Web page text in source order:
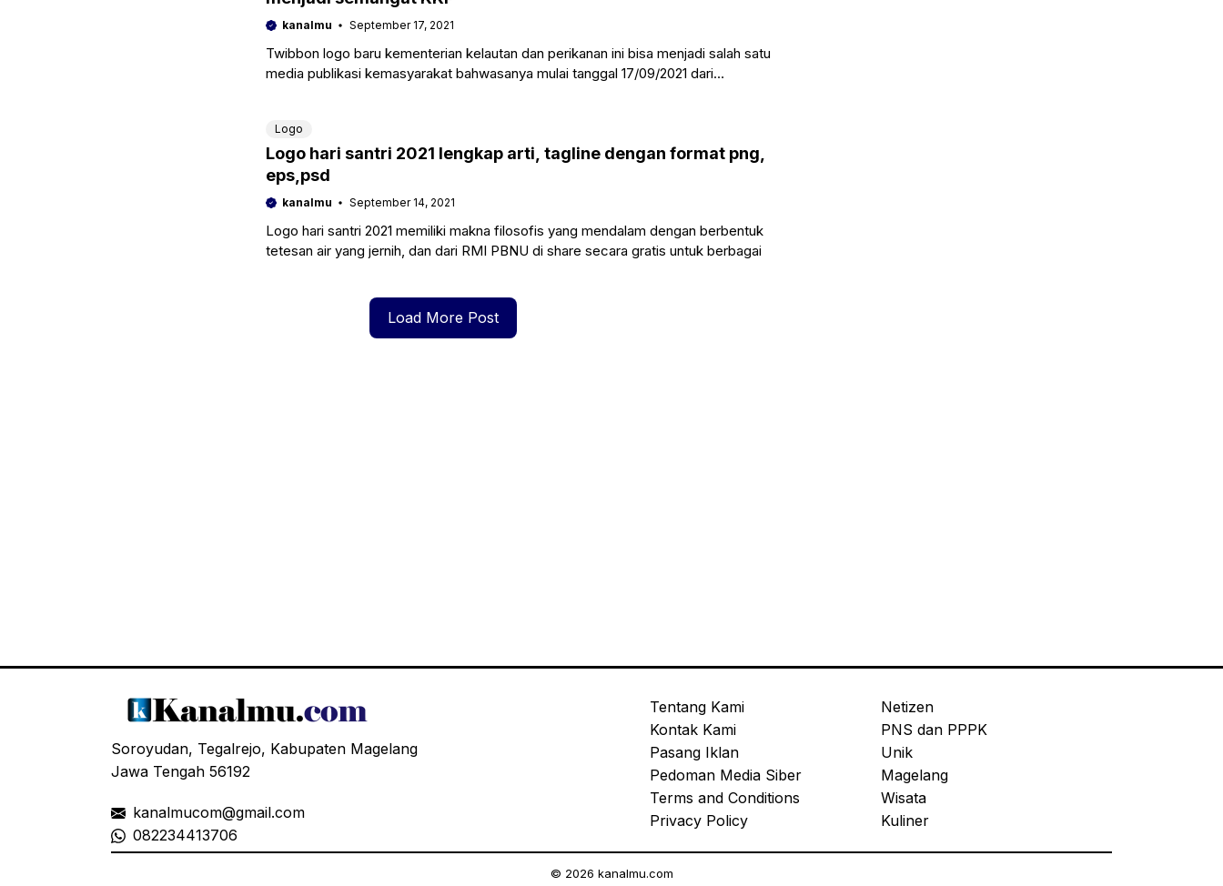
kanalmu September 17, 2021
Twibbon logo baru kementerian kelautan dan perikanan ini bisa menjadi salah satu
media publikasi kemasyarakat bahwasanya mulai tanggal 17/09/2021 dari
Logo
Logo hari santri 2021 lengkap arti, tagline dengan format png,
eps,psd
kanalmu September 14, 2021
Logo hari santri 2021 memiliki makna filosofis yang mendalam dengan berbentuk
tetesan air yang jernih, dan dari RMI PBNU di share secara gratis untuk berbagai
Load More Post
Soroyudan, Tegalrejo, Kabupaten Magelang
Jawa Tengah 56192
kanalmucom@gmail.com
082234413706
Tentang Kami
Kontak Kami
Pasang Iklan
Pedoman Media Siber
Terms and Conditions
Privacy Policy
Netizen
PNS dan PPPK
Unik
Magelang
Wisata
Kuliner
© 2026 kanalmu.com